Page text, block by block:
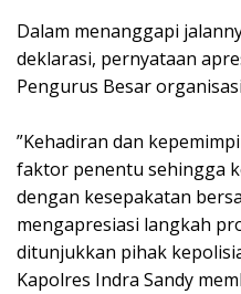
‎Dalam menanggapi
deklarasi, pernyataan
Pengurus Besar
‎”Kehadiran dan
faktor penentu sehingga
dengan kesepakatan
mengapresiasi langkah
ditunjukkan pihak
Kapolres Indra Sandy